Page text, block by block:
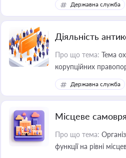
Державна служба
Діяльність
Про що тема: Тема
корупційних
та бізнесі
Державна служба
Місцеве
Про що тема:
функції на рівні